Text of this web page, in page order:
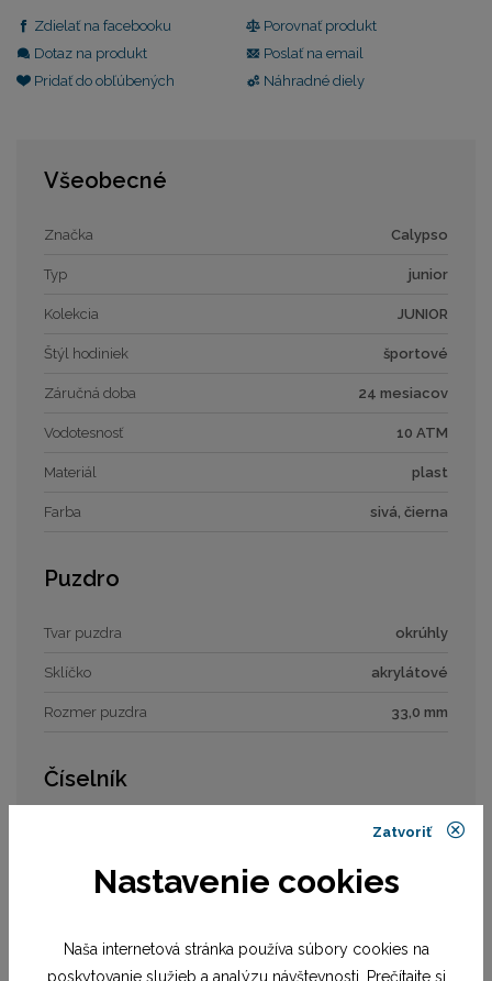
Zdielať na facebooku
Porovnať produkt
Dotaz na produkt
Poslať na email
Pridať do obľúbených
Náhradné diely
Všeobecné
Značka Calypso
Typ junior
Kolekcia JUNIOR
Štýl hodiniek športové
Záručná doba 24 mesiacov
Vodotesnosť 10 ATM
Materiál plast
Farba sivá, čierna
Puzdro
Tvar puzdra okrúhly
Sklíčko akrylátové
Rozmer puzdra 33,0 mm
Číselník
digi (ana-digi)
Rozmer číselníka
Remienok / náramok
Zatvoriť
Nastavenie cookies
Naša internetová stránka používa súbory cookies na
poskytovanie služieb a analýzu návštevnosti. Prečítajte si